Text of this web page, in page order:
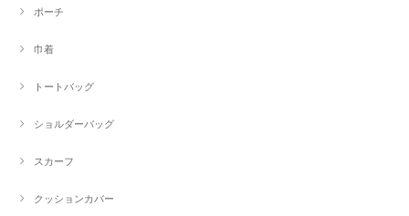
ポーチ
巾着
トートバッグ
ショルダーバッグ
スカーフ
クッションカバー